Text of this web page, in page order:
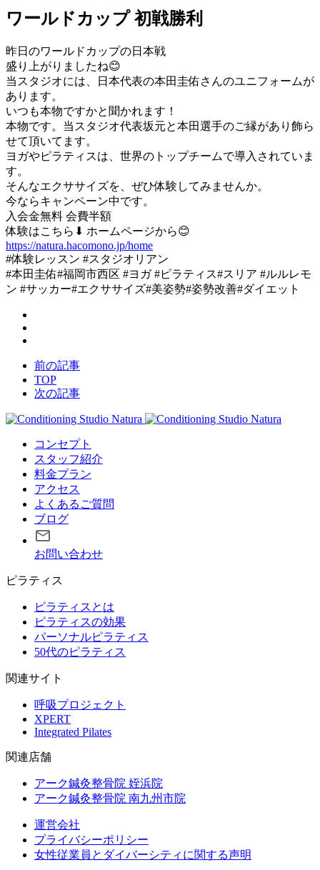
ワールドカップ 初戦勝利
昨日のワールドカップの日本戦
盛り上がりましたね😊
当スタジオには、日本代表の本田圭佑さんのユニフォームが
あります。
いつも本物ですかと聞かれます！
本物です。当スタジオ代表坂元と本田選手のご縁があり飾ら
せて頂いてます。
ヨガやピラティスは、世界のトップチームで導入されていま
す。
そんなエクササイズを、ぜひ体験してみませんか。
今ならキャンペーン中です。
入会金無料 会費半額
体験はこちら⬇︎ ホームページから😊
https://natura.hacomono.jp/home
#体験レッスン #スタジオリアン
#本田圭佑#福岡市西区 #ヨガ #ピラティス#スリア #ルルレモ
ン #サッカー#エクササイズ#美姿勢#姿勢改善#ダイエット
前の記事
TOP
次の記事
コンセプト
スタッフ紹介
料金プラン
アクセス
よくあるご質問
ブログ
お問い合わせ
ピラティス
ピラティスとは
ピラティスの効果
パーソナルピラティス
50代のピラティス
関連サイト
呼吸プロジェクト
XPERT
Integrated Pilates
関連店舗
アーク鍼灸整骨院 姪浜院
アーク鍼灸整骨院 南九州市院
運営会社
プライバシーポリシー
女性従業員とダイバーシティに関する声明